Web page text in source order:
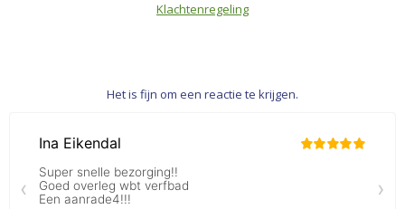
Klachtenregeling
Het is fijn om een reactie te krijgen.